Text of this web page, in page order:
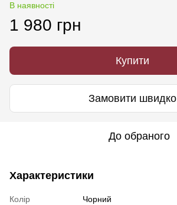
В наявності
1 980 грн
Купити
Замовити швидко
До обраного
Характеристики
Колір
Чорний